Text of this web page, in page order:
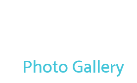
Photo Gallery